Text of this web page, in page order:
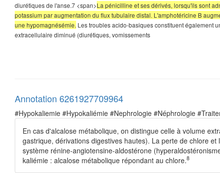
diurétiques de l'anse.7 <span>La pénicilline et ses dérivés, lorsqu'ils sont
potassium par augmentation du flux tubulaire distal. L'amphotéricine B
une hypomagnésémie. Les troubles acido-basiques constituent également
extracellulaire diminué (diurétiques, vomissements
Annotation 6261927709964
#Hypokaliemie #Hypokaliémie #Nephrologie #Néphrologie
En cas d'alcalose métabolique, on distingue celle à volume
gastrique, dérivations digestives hautes). La perte de chlore
système rénine-angiotensine-aldostérone
kaliémie : alcalose métabolique répondant au chlore.8